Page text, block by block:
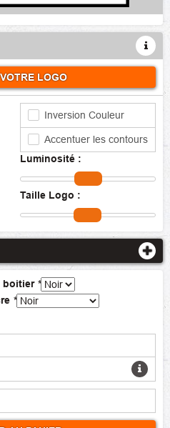
LOGO
Inversion Couleur
Accentuer les contours
Luminosité :
Taille Logo :
boitier *
*